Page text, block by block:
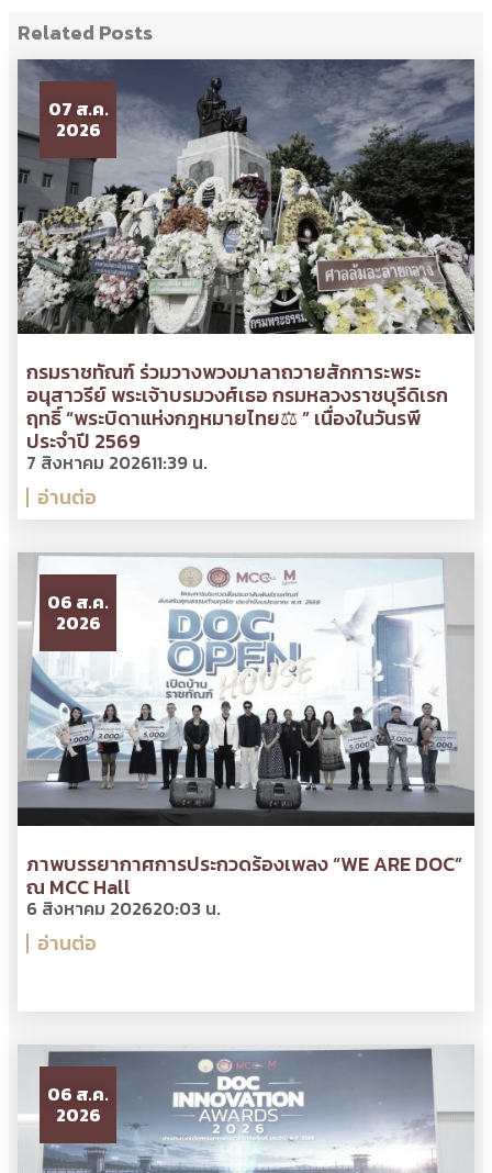
Related Posts
07 ส.ค.
2026
กรมราชทัณฑ์ ร่วมวางพวงมาลาถวายสักการะพระ
อนุสาวรีย์ พระเจ้าบรมวงศ์เธอ กรมหลวงราชบุรีดิเรก
ฤทธิ์ “พระบิดาแห่งกฎหมายไทย⚖ ” เนื่องในวันรพี
ประจำปี 2569
7 สิงหาคม 202611:39 น.
อ่านต่อ
06 ส.ค.
2026
ภาพบรรยากาศการประกวดร้องเพลง “WE ARE DOC”
ณ MCC Hall
6 สิงหาคม 202620:03 น.
อ่านต่อ
06 ส.ค.
2026